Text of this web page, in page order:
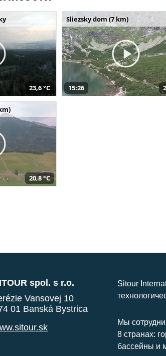
23,6 °C
Sliezsky dom (7 km)
15:26
20,8 °C
spol. s r.o.
Vansovej 10
01 Banská Bystrica
Sitour
Мы
8 странах:
бассейны и